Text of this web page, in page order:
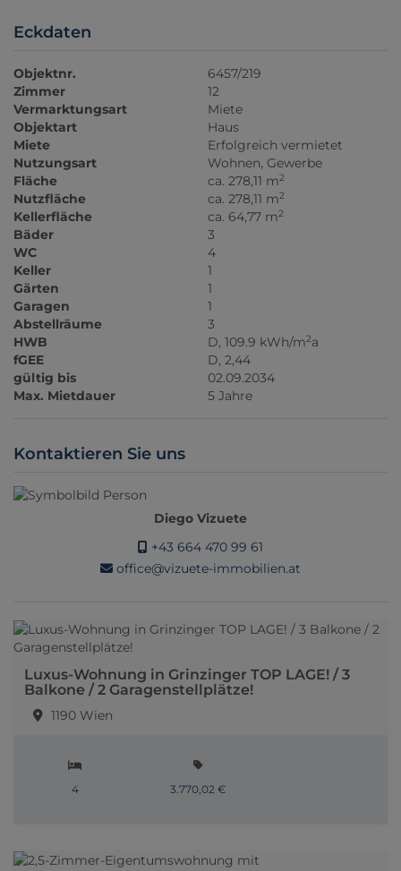
Eckdaten
Objektnr.
6457/219
Zimmer
12
Vermarktungsart
Miete
Objektart
Haus
Miete
Erfolgreich vermietet
Nutzungsart
Wohnen Gewerbe
Fläche
ca. 278,11 m2
Nutzfläche ca. 278,11 m2
Kellerfläche ca. 64,77 m2
Bäder
3
WC
4
Keller
1
Gärten
1
Garagen
1
Abstellräume
3
HWB
D, 109.9 kWh/m2a
fGEE
D, 2,44
gültig bis
02.09.2034
Max. Mietdauer
5 Jahre
Kontaktieren Sie uns
Diego Vizuete
+43 664 470 99 61
office@vizuete-immobilien.at
Luxus-Wohnung in Grinzinger TOP LAGE! / 3
Balkone / 2 Garagenstellplätze!
1190 Wien
4 3.770,02 €